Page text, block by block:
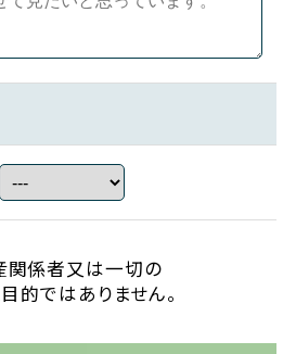
関係者又は一切の
的ではありません。